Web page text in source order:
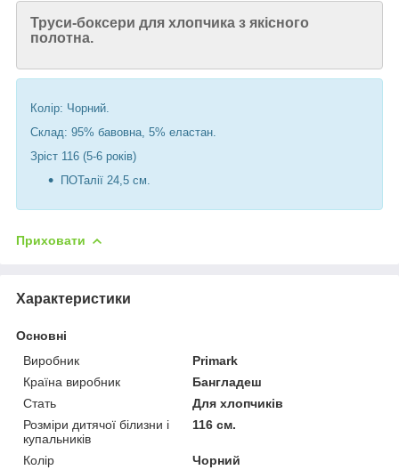
Труси-боксери для хлопчика з якісного
полотна.
Колір: Чорний.
Склад: 95% бавовна, 5% еластан.
Зріст 116 (5-6 років)
ПОТалії 24,5 см.
Приховати
Характеристики
Основні
Виробник
Primark
Країна виробник
Бангладеш
Стать
Для хлопчиків
Розміри дитячої білизни і
купальників
116 см.
Колір
Чорний